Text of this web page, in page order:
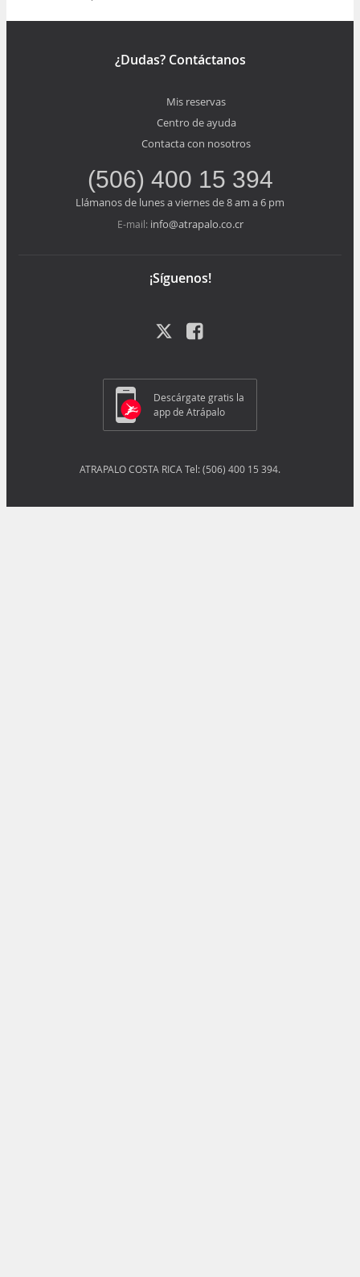
¿Dudas? Contáctanos
Mis reservas
Centro de ayuda
Contacta con nosotros
(506) 400 15 394
Llámanos de lunes a viernes de 8 am a 6 pm
E-mail: info@atrapalo.co.cr
¡Síguenos!
Descárgate gratis la
app de Atrápalo
ATRAPALO COSTA RICA Tel: (506) 400 15 394.